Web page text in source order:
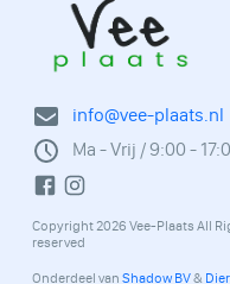
info@vee-plaats.nl
Ma - Vrij / 9:00 -
Copyright 2026 Vee-Plaats All
reserved
Onderdeel van Shadow BV&